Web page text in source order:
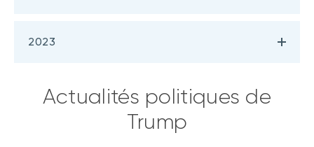
2023
Actualités politiques de
Trump